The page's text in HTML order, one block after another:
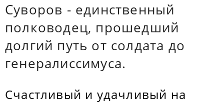
Суворов - единственный
полководец, прошедший
долгий путь от солдата до
генералиссимуса.
Счастливый и удачливый на